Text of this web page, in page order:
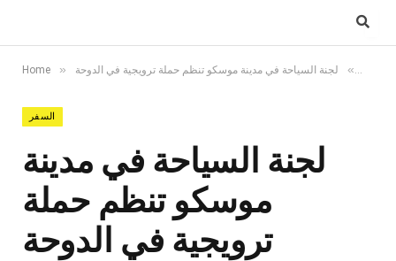
Home » » لجنة السياحة في مدينة موسكو تنظم حملة ترويجية في الدوحة
السفر
لجنة السياحة في مدينة
موسكو تنظم حملة
ترويجية في الدوحة